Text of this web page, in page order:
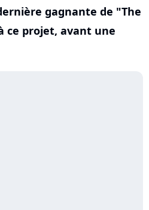
gagnante de "The
ce projet, avant une